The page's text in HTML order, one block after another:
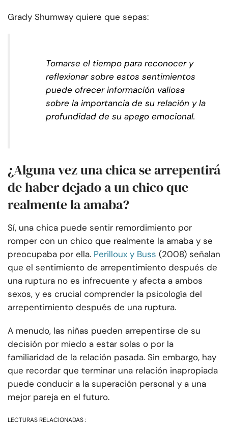
Grady Shumway quiere que sepas:
Tomarse el tiempo para reconocer y
reflexionar sobre estos sentimientos
puede ofrecer información valiosa
sobre la importancia de su relación y la
profundidad de su apego emocional.
¿Alguna vez una chica se arrepentirá
de haber dejado a un chico que
realmente la amaba?
Sí, una chica puede sentir remordimiento por
romper con un chico que realmente la amaba y se
preocupaba por ella. Perilloux y Buss (2008) señalan
que el sentimiento de arrepentimiento después de
una ruptura no es infrecuente y afecta a ambos
sexos, y es crucial comprender la psicología del
arrepentimiento después de una ruptura.
A menudo, las niñas pueden arrepentirse de su
decisión por miedo a estar solas o por la
familiaridad de la relación pasada. Sin embargo, hay
que recordar que terminar una relación inapropiada
puede conducir a la superación personal y a una
mejor pareja en el futuro.
LECTURAS RELACIONADAS :